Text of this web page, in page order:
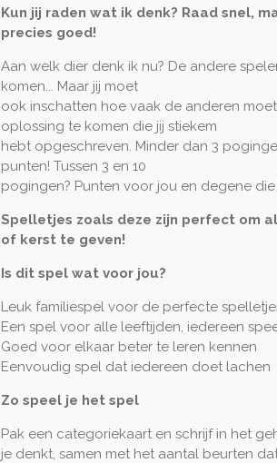
Kun jij raden wat ik denk? Raad snel,
precies goed!
Aan welk dier denk ik nu? De andere
komen... Maar jij moet
ook inschatten hoe vaak de anderen
oplossing te komen die jij stiekem
hebt opgeschreven. Minder dan 3
punten! Tussen 3 en 10
pogingen? Punten voor jou en degene
Spelletjes zoals deze zijn perfect om
of kerst te geven!
Is dit spel wat voor jou?
Leuk familiespel voor de perfecte
Een spel voor alle leeftijden, iedereen
Goed voor elkaar beter te leren kennen
Eenvoudig spel dat iedereen doet lachen
Zo speel je het spel
Pak een categoriekaart en schrijf in het
je denkt, samen met het aantal beurten